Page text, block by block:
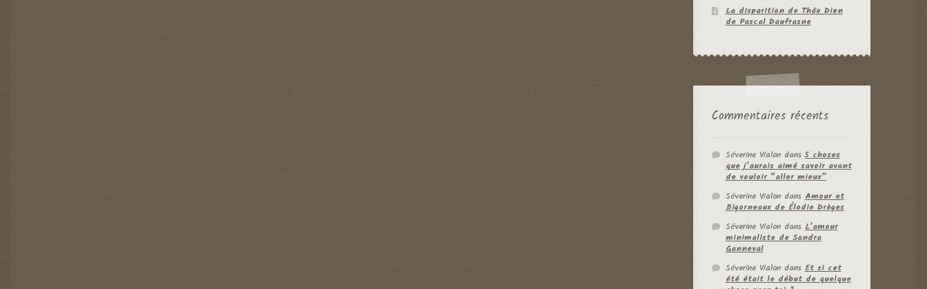
La disparition de Thâo Dien
de Pascal Daufrasne
Commentaires récents
Séverine Vialondans5 choses
que j’aurais aimé savoir avant
de vouloir “aller mieux”
Séverine VialondansAmour et
Bigorneaux de Élodie Drèges
Séverine VialondansL’amour
minimaliste de Sandra
Ganneval
Séverine VialondansEt si cet
été était le début de quelque